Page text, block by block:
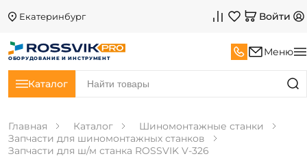
Екатеринбург Войти
ОБОРУДОВАНИЕ И ИНСТРУМЕНТ
Меню
Каталог
Главная Каталог
Шиномонтажные станки
Запчасти для шиномонтажных станков
Запчасти для ш/м станка ROSSVIK V-326